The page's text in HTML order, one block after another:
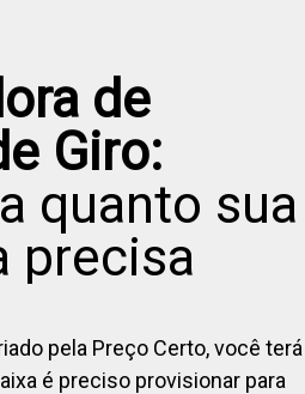
de
Giro:
quanto sua
precisa
pela Preço Certo, você terá
é preciso provisionar para